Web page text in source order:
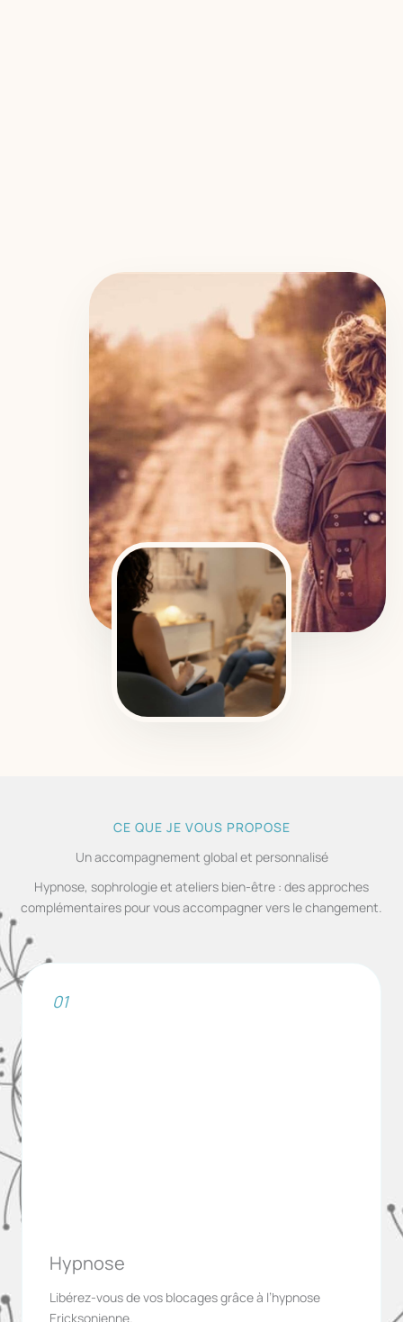
CE QUE JE VOUS PROPOSE
Un accompagnement global et personnalisé
Hypnose, sophrologie et ateliers bien-être : des approches
complémentaires pour vous accompagner vers le changement.
01
Hypnose
Libérez-vous de vos blocages grâce à l’hypnose
Ericksonienne.